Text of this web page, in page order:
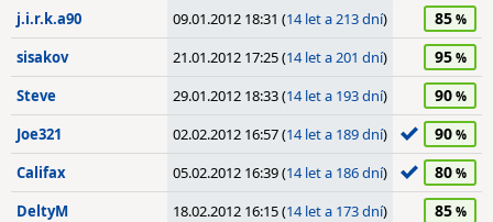
j.i.r.k.a90 09.01.2012 18:31 (14 let a 213 dní) 85
sisakov 21.01.2012 17:25 (14 let a 201 dní) 95
Steve 29.01.2012 18:33 (14 let a 193 dní) 90
Joe321 02.02.2012 16:57 (14 let a 189 dní) 90
Califax 05.02.2012 16:39 (14 let a 186 dní) 80
DeltyM 18.02.2012 16:15 (14 let a 173 dní) 85